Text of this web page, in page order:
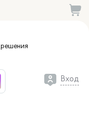
решения
Вход